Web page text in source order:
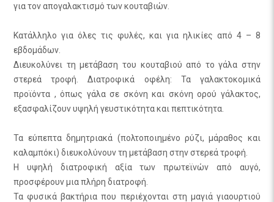
για τον απογαλακτισμό των κουταβιών.
Κατάλληλο για όλες τις φυλές, και για ηλικίες από 4 – 8
εβδομάδων.
Διευκολύνει τη μετάβαση του κουταβιού από το γάλα στην
στερεά τροφή. Διατροφικά οφέλη: Τα γαλακτοκομικά
προϊόντα , όπως γάλα σε σκόνη και σκόνη ορού γάλακτος,
εξασφαλίζουν υψηλή γευστικότητα και πεπτικότητα.
Τα εύπεπτα δημητριακά (πολτοποιημένο ρύζι, μάραθος και
καλαμπόκι) διευκολύνουν τη μετάβαση στην στερεά τροφή.
Η υψηλή διατροφική αξία των πρωτεϊνών από αυγό,
προσφέρουν μια πλήρη διατροφή.
Τα φυσικά βακτήρια που περιέχονται στη μαγιά γιαουρτιού